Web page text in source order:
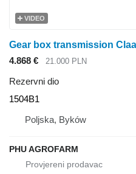
VIDEO
4.868 € 21.000 PLN
Rezervni dio
1504B1
Poljska, Byków
PHU AGROFARM